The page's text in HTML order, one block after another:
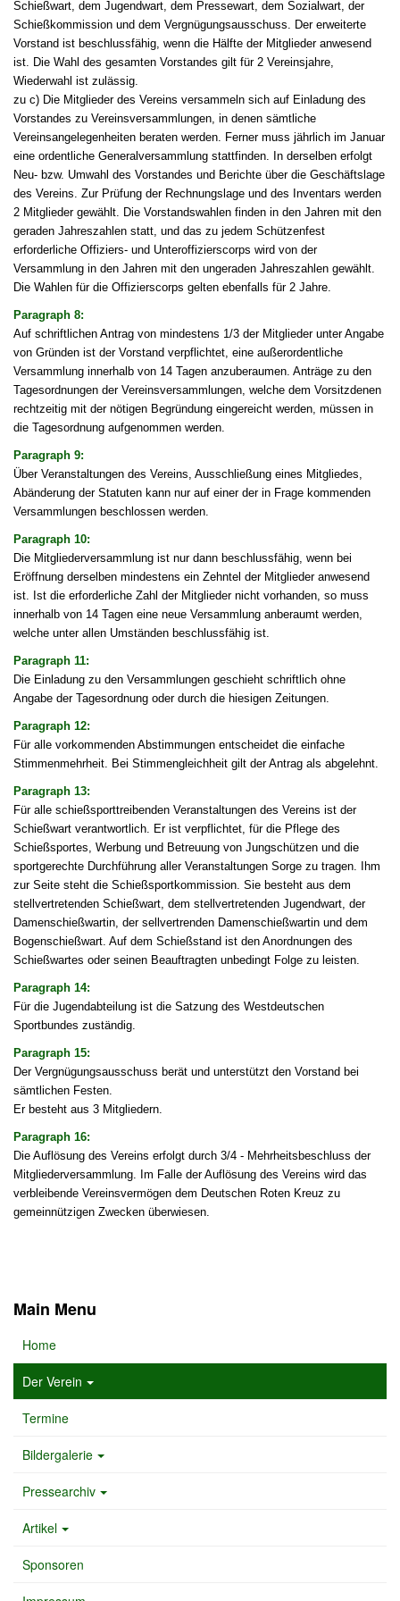
Schießwart, dem Jugendwart, dem Pressewart, dem Sozialwart, der
Schießkommission und dem Vergnügungsausschuss. Der erweiterte
Vorstand ist beschlussfähig, wenn die Hälfte der Mitglieder anwesend
ist. Die Wahl des gesamten Vorstandes gilt für 2 Vereinsjahre,
Wiederwahl ist zulässig.
zu c) Die Mitglieder des Vereins versammeln sich auf Einladung des
Vorstandes zu Vereinsversammlungen, in denen sämtliche
Vereinsangelegenheiten beraten werden. Ferner muss jährlich im Januar
eine ordentliche Generalversammlung stattfinden. In derselben erfolgt
Neu- bzw. Umwahl des Vorstandes und Berichte über die Geschäftslage
des Vereins. Zur Prüfung der Rechnungslage und des Inventars werden
2 Mitglieder gewählt. Die Vorstandswahlen finden in den Jahren mit den
geraden Jahreszahlen statt, und das zu jedem Schützenfest
erforderliche Offiziers- und Unteroffizierscorps wird von der
Versammlung in den Jahren mit den ungeraden Jahreszahlen gewählt.
Die Wahlen für die Offizierscorps gelten ebenfalls für 2 Jahre.
Paragraph 8:
Auf schriftlichen Antrag von mindestens 1/3 der Mitglieder unter Angabe
von Gründen ist der Vorstand verpflichtet, eine außerordentliche
Versammlung innerhalb von 14 Tagen anzuberaumen. Anträge zu den
Tagesordnungen der Vereinsversammlungen, welche dem Vorsitzdenen
rechtzeitig mit der nötigen Begründung eingereicht werden, müssen in
die Tagesordnung aufgenommen werden.
Paragraph 9:
Über Veranstaltungen des Vereins, Ausschließung eines Mitgliedes,
Abänderung der Statuten kann nur auf einer der in Frage kommenden
Versammlungen beschlossen werden.
Paragraph 10:
Die Mitgliederversammlung ist nur dann beschlussfähig, wenn bei
Eröffnung derselben mindestens ein Zehntel der Mitglieder anwesend
ist. Ist die erforderliche Zahl der Mitglieder nicht vorhanden, so muss
innerhalb von 14 Tagen eine neue Versammlung anberaumt werden,
welche unter allen Umständen beschlussfähig ist.
Paragraph 11:
Die Einladung zu den Versammlungen geschieht schriftlich ohne
Angabe der Tagesordnung oder durch die hiesigen Zeitungen.
Paragraph 12:
Für alle vorkommenden Abstimmungen entscheidet die einfache
Stimmenmehrheit. Bei Stimmengleichheit gilt der Antrag als abgelehnt.
Paragraph 13:
Für alle schießsporttreibenden Veranstaltungen des Vereins ist der
Schießwart verantwortlich. Er ist verpflichtet, für die Pflege des
Schießsportes, Werbung und Betreuung von Jungschützen und die
sportgerechte Durchführung aller Veranstaltungen Sorge zu tragen. Ihm
zur Seite steht die Schießsportkommission. Sie besteht aus dem
stellvertretenden Schießwart, dem stellvertretenden Jugendwart, der
Damenschießwartin, der sellvertrenden Damenschießwartin und dem
Bogenschießwart. Auf dem Schießstand ist den Anordnungen des
Schießwartes oder seinen Beauftragten unbedingt Folge zu leisten.
Paragraph 14:
Für die Jugendabteilung ist die Satzung des Westdeutschen
Sportbundes zuständig.
Paragraph 15:
Der Vergnügungsausschuss berät und unterstützt den Vorstand bei
sämtlichen Festen.
Er besteht aus 3 Mitgliedern.
Paragraph 16:
Die Auflösung des Vereins erfolgt durch 3/4 - Mehrheitsbeschluss der
Mitgliederversammlung. Im Falle der Auflösung des Vereins wird das
verbleibende Vereinsvermögen dem Deutschen Roten Kreuz zu
gemeinnützigen Zwecken überwiesen.
Main Menu
Home
Der Verein
Termine
Bildergalerie
Pressearchiv
Artikel
Sponsoren